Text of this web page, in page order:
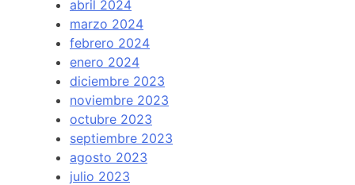
abril 2024
marzo 2024
febrero 2024
enero 2024
diciembre 2023
noviembre 2023
octubre 2023
septiembre 2023
agosto 2023
julio 2023